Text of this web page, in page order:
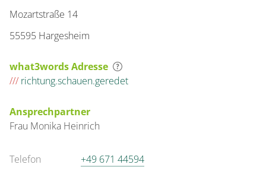
Mozartstraße 14
55595 Hargesheim
what3words Adresse
/// richtung.schauen.geredet
Ansprechpartner
Frau Monika Heinrich
Telefon
+49 671 44594